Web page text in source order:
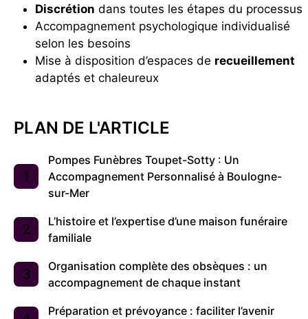
Discrétion dans toutes les étapes du processus
Accompagnement psychologique individualisé
selon les besoins
Mise à disposition d’espaces de recueillement
adaptés et chaleureux
PLAN DE L'ARTICLE
Pompes Funèbres Toupet-Sotty : Un
Accompagnement Personnalisé à Boulogne-
sur-Mer
L’histoire et l’expertise d’une maison funéraire
familiale
Organisation complète des obsèques : un
accompagnement de chaque instant
Préparation et prévoyance : faciliter l’avenir